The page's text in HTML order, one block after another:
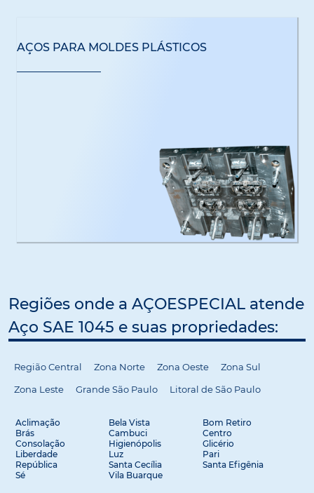
AÇOS PARA MOLDES PLÁSTICOS
Regiões onde a AÇOESPECIAL atende
Aço SAE 1045 e suas propriedades:
Região Central Zona Norte Zona Oeste
Zona Sul
Zona Leste
Grande São Paulo Litoral de São Paulo
Aclimação Bela Vista
Bom Retiro
Brás
Cambuci
Centro
Consolação
Higienópolis
Glicério
Liberdade
Luz
Pari
República
Santa Cecília
Santa Efigênia
Sé
Vila Buarque